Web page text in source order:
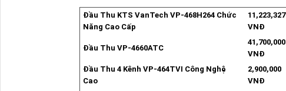
Đầu Thu KTS VanTech VP-468H264 Chức
Năng Cao Cấp
11,223,327
VNĐ
Đầu Thu VP-4660ATC
41,700,000
VNĐ
Đầu Thu 4 Kênh VP-464TVI Công Nghệ
Cao
2,900,000
VNĐ